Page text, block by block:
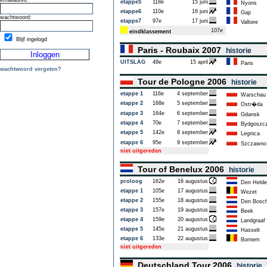
wachtwoord:
Blijf ingelogd
wachtwoord vergeten?
etappe5
118e 15 juni
Nyons
etappe6
110e 16 juni
Gap
etappe7
97e 17 juni
Valloire
eindklassement
107e
Paris - Roubaix 2007 historie
UITSLAG 48e 15 april Paris
Tour de Pologne 2006 historie
etappe 1 116e 4 september
Warschau
etappe 2
168e 5 september
Ostr�da
etappe 3
164e 6 september
Gdansk
etappe 4
70e 7 september
etappe 5
142e 8 september
Legnica
etappe 6
95e 9 september
Szczawno
niet uitgereden
Tour of Benelux 2006 historie
proloog 162e 16 augustus
Den
etappe 1
105e 17 augustus
Wezet
etappe 2
155e 18 augustus
Den
etappe 3
157e 19 augustus
Beek
etappe 4
159e 20 augustus
Landgraaf
etappe 5
145e 21 augustus
Hasselt
etappe 6
133e 22 augustus
Bornem
niet uitgereden